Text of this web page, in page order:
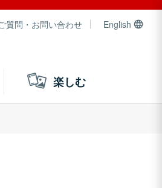
質問・お問い合わせ English
楽しむ